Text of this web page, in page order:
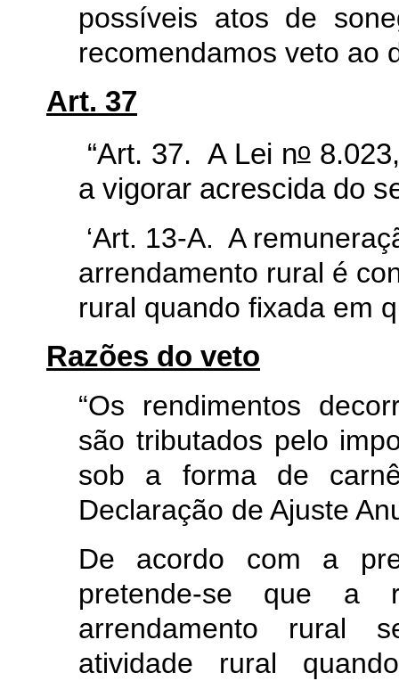
possíveis atos de
recomendamos veto ao
Art. 37
“Art. 37. A Lei no
a vigorar acrescida do
‘Art. 13-A. A
arrendamento rural é
rural quando fixada em
Razões do veto
“Os rendimentos
são tributados pelo
sob a forma de
Declaração de Ajuste
De acordo com a
pretende-se que a
arrendamento rural
atividade rural